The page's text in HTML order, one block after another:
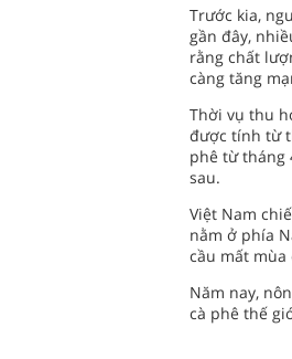
Trước kia,
gần đây,
rằng chất
càng tăng
Thời vụ thu
được tính từ
phê từ tháng
sau.
Việt Nam
nằm ở phía
cầu mất
Năm nay,
cà phê thế